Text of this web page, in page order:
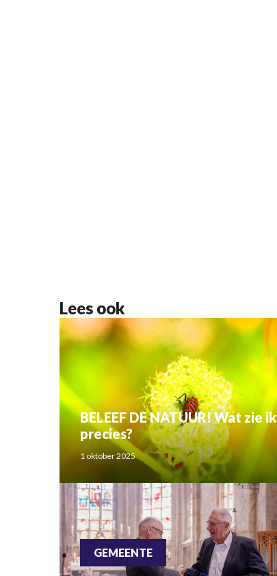
Lees ook
BELEEF DE NATUUR! Wat zie ik
precies?
1 oktober 2025
GEMEENTE